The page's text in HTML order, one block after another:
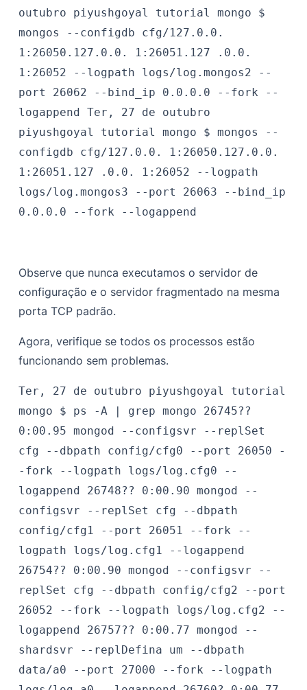
outubro piyushgoyal
tutorial mongo $
mongos --configdb cfg/127.0.0.
1:26050.127.0.0. 1:26051.127 .0.0.
1:26052 --logpath logs/log.mongos2 --
port 26062 --bind_ip 0.0.0.0 --fork --
logappend Ter, 27 de outubro
piyushgoyal
tutorial mongo $mongos --
configdb cfg/127.0.0. 1:26050.127.0.0.
1:26051.127 .0.0. 1:26052 --logpath
logs/log.mongos3 --port 26063 --bind_ip
0.0.0.0 --fork --logappend
Observe que nunca executamos o servidor de
configuração e o servidor fragmentado na mesma
porta TCP padrão.
Agora, verifique se todos os processos estão
funcionando sem problemas.
Ter, 27 de outubro piyushgoyal
tutorial
mongo $ ps -A | grep mongo
26745??
0:00.95 mongod --configsvr --replSet
cfg --dbpath config/cfg0 --port 26050 -
-fork --logpath logs/log.cfg0 --
logappend
26748?? 0:00.90 mongod --
configsvr --replSet cfg --dbpath
config/cfg1 --port 26051 --fork --
logpath logs/log.cfg1 --logappend
26754?? 0:00.90 mongod --configsvr --
replSet cfg --dbpath config/cfg2 --port
26052 --fork --logpath logs/log.cfg2 --
logappend
26757?? 0:00.77 mongod --
shardsvr --replDefina um --dbpath
data/a0 --port 27000 --fork --logpath